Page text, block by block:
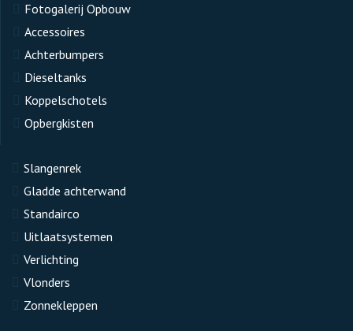
Fotogalerij Opbouw
Accessoires
Achterbumpers
Dieseltanks
Koppelschotels
Opbergkisten
Slangenrek
Gladde achterwand
Standairco
Uitlaatsystemen
Verlichting
Vlonders
Zonnekleppen